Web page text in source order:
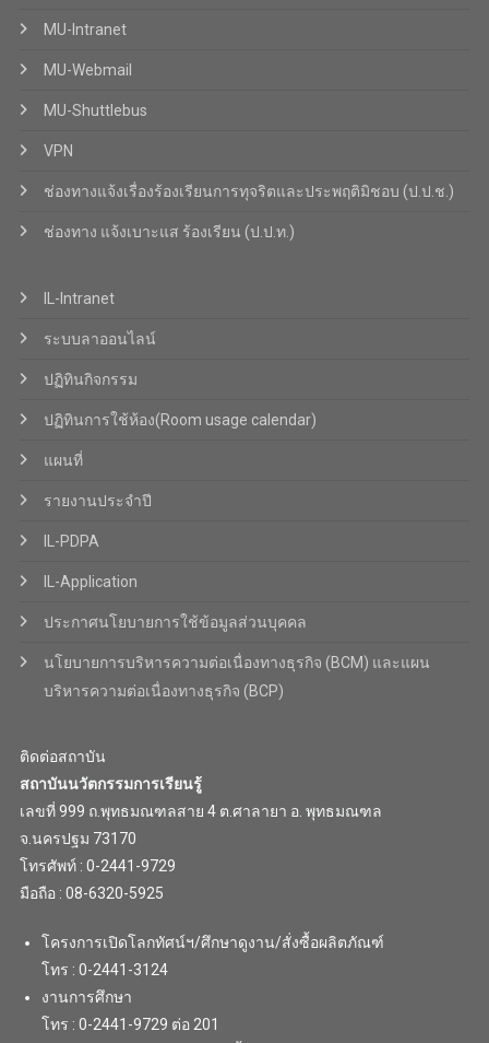
MU-Intranet
MU-Webmail
MU-Shuttlebus
VPN
ช่องทางแจ้งเรื่องร้องเรียนการทุจริตและประพฤติมิชอบ (ป.ป.ช.)
ช่องทาง แจ้งเบาะแส ร้องเรียน (ป.ป.ท.)
IL-Intranet
ระบบลาออนไลน์
ปฏิทินกิจกรรม
ปฏิทินการใช้ห้อง(Room usage calendar)
แผนที่
รายงานประจำปี
IL-PDPA
IL-Application
ประกาศนโยบายการใช้ข้อมูลส่วนบุคคล
นโยบายการบริหารความต่อเนื่องทางธุรกิจ (BCM) และแผน
บริหารความต่อเนื่องทางธุรกิจ (BCP)
ติดต่อสถาบัน
สถาบันนวัตกรรมการเรียนรู้
เลขที่ 999 ถ.พุทธมณฑลสาย 4 ต.ศาลายา อ. พุทธมณฑล
จ.นครปฐม 73170
โทรศัพท์ : 0-2441-9729
มือถือ : 08-6320-5925
โครงการเปิดโลกทัศน์ฯ/ศึกษาดูงาน/สั่งซื้อผลิตภัณฑ์
โทร : 0-2441-3124
งานการศึกษา
โทร : 0-2441-9729 ต่อ 201